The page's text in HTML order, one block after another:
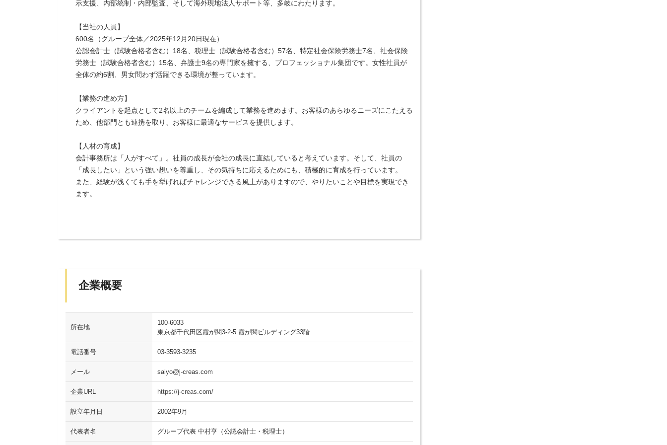
示支援、内部統制・内部監査、そして海外現地法人サポート等、多岐にわたります。
【当社の人員】
600名（グループ全体／2025年12月20日現在）
公認会計士（試験合格者含む）18名、税理士（試験合格者含む）57名、特定社会保険労務士7名、社会保険
労務士（試験合格者含む）15名、弁護士9名の専門家を擁する、プロフェッショナル集団です。女性社員が
全体の約6割、男女問わず活躍できる環境が整っています。
【業務の進め方】
クライアントを起点として2名以上のチームを編成して業務を進めます。お客様のあらゆるニーズにこたえる
ため、他部門とも連携を取り、お客様に最適なサービスを提供します。
【人材の育成】
会計事務所は「人がすべて」。社員の成長が会社の成長に直結していると考えています。そして、社員の
「成長したい」という強い想いを尊重し、その気持ちに応えるためにも、積極的に育成を行っています。
また、経験が浅くても手を挙げればチャレンジできる風土がありますので、やりたいことや目標を実現でき
ます。
企業概要
所在地
100-6033
東京都千代田区霞が関3-2-5 霞が関ビルディング33階
電話番号 03-3593-3235
メール saiyo@j-creas.com
企業URL https://j-creas.com/
設立年月日 2002年9月
代表者名 グループ代表 中村亨（公認会計士・税理士）